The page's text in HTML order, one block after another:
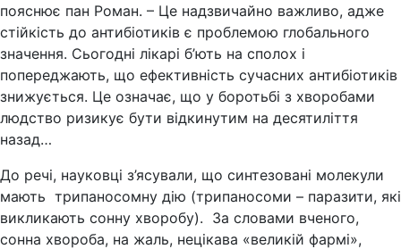
пояснює пан Роман. – Це надзвичайно важливо, адже
стійкість до антибіотиків є проблемою глобального
значення. Сьогодні лікарі б’ють на сполох і
попереджають, що ефективність сучасних антибіотиків
знижується. Це означає, що у боротьбі з хворобами
людство ризикує бути відкинутим на десятиліття
назад…
До речі, науковці з’ясували, що синтезовані молекули
мають трипаносомну дію (трипаносоми – паразити, які
викликають сонну хворобу). За словами вченого,
сонна хвороба, на жаль, нецікава «великій фармі»,